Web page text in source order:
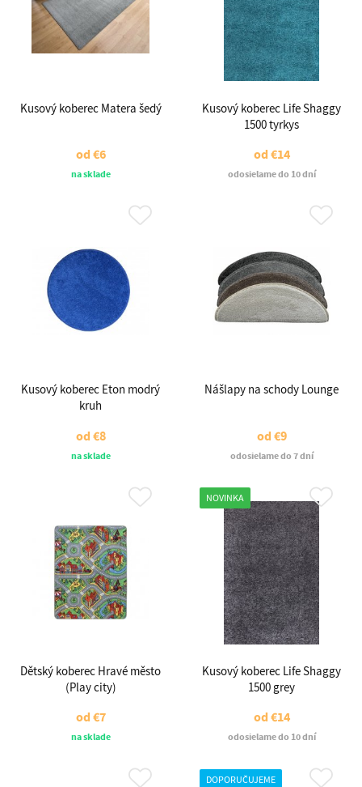
Kusový koberec Matera šedý
od€6
na sklade
Kusový koberec Life Shaggy
1500 tyrkys
od€14
odosielame do 10 dní
Kusový koberec Eton modrý
kruh
od€8
na sklade
Nášlapy na schody Lounge
od€9
odosielame do 7 dní
Dětský koberec Hravé město
(Play city)
od€7
na sklade
NOVINKA
Kusový koberec Life Shaggy
1500 grey
od€14
odosielame do 10 dní
DOPORUČUJEME